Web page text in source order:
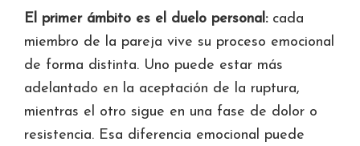
El primer ámbito es el duelo personal:cada
miembro de la pareja vive su proceso emocional
de forma distinta. Uno puede estar más
adelantado en la aceptación de la ruptura,
mientras el otro sigue en una fase de dolor o
resistencia. Esa diferencia emocional puede